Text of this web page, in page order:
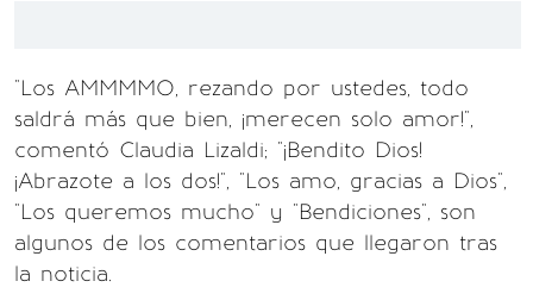
"Los AMMMMO, rezando por ustedes, todo
saldrá más que bien, ¡merecen solo amor!",
comentó Claudia Lizaldi; "¡Bendito Dios!
¡Abrazote a los dos!", "Los amo, gracias a Dios",
"Los queremos mucho" y "Bendiciones", son
algunos de los comentarios que llegaron tras
la noticia.